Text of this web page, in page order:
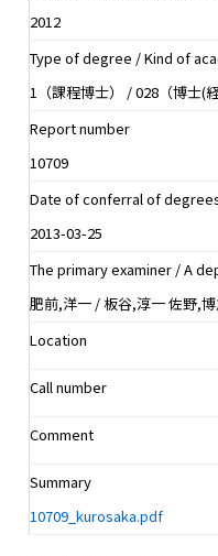
2012
Type of degree / Kind of
1（課程博士） / 028（博士(経
Report number
10709
Date of conferral of
2013-03-25
The primary examiner / A
肥前,洋一 / 板谷,淳一 佐野,
Location
Call number
Comment
Summary
10709_kurosaka.pdf